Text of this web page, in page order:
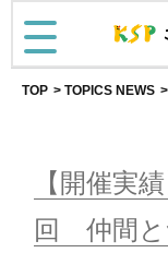
TOP TOPICS NEWS
【開催実
回 仲間と